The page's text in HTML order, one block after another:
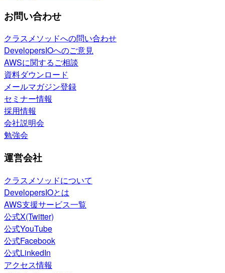
お問い合わせ
クラスメソッドへの問い合わせ
DevelopersIOへのご意見
AWSに関するご相談
資料ダウンロード
メールマガジン登録
セミナー情報
採用情報
会社説明会
勉強会
運営会社
クラスメソッドについて
DevelopersIOとは
AWS支援サービス一覧
公式X(Twitter)
公式YouTube
公式Facebook
公式LinkedIn
アクセス情報